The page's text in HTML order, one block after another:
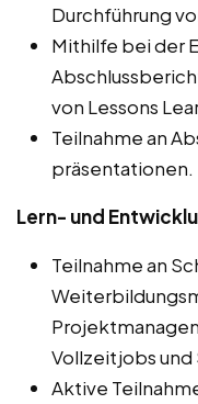
Durchführung
Mithilfe bei der
von Lessons
Teilnahme an
präsentationen.
Lern- und
Teilnahme an
Vollzeitjobs und
Aktive